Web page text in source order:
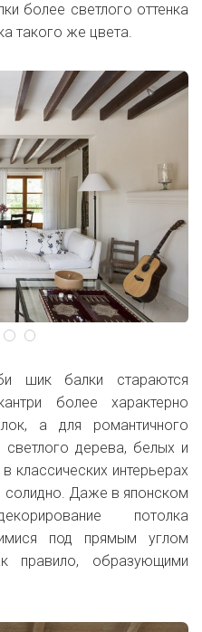
более светлого оттенка
такого же цвета.
шик балки стараются
более характерно
а для романтичного
дерева, белых и
классических интерьерах
Даже в японском
потолка
под прямым углом
правило, образующими